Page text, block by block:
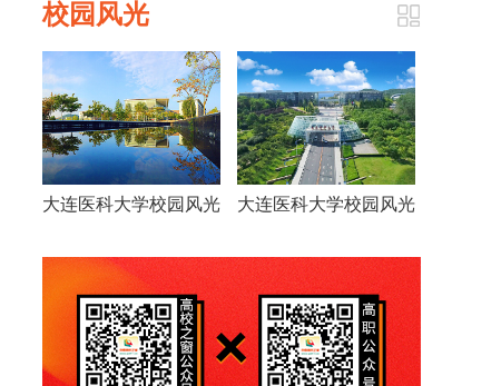
校园风光
大连医科大学校园风光 大连医科大学校园风光